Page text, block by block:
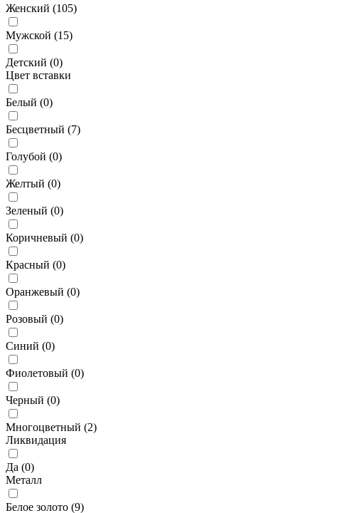
Женский (105)
Мужской (15)
Детский (0)
Цвет вставки
Белый (0)
Бесцветный (7)
Голубой (0)
Желтый (0)
Зеленый (0)
Коричневый (0)
Красный (0)
Оранжевый (0)
Розовый (0)
Синий (0)
Фиолетовый (0)
Черный (0)
Многоцветный (2)
Ликвидация
Да (0)
Металл
Белое золото (9)